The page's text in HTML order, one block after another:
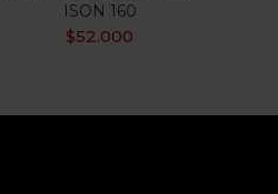
ISON 160
$52.000